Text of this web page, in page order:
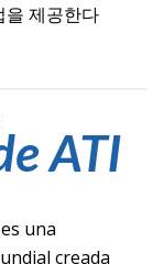
을 제공한다
ATI
una
creada